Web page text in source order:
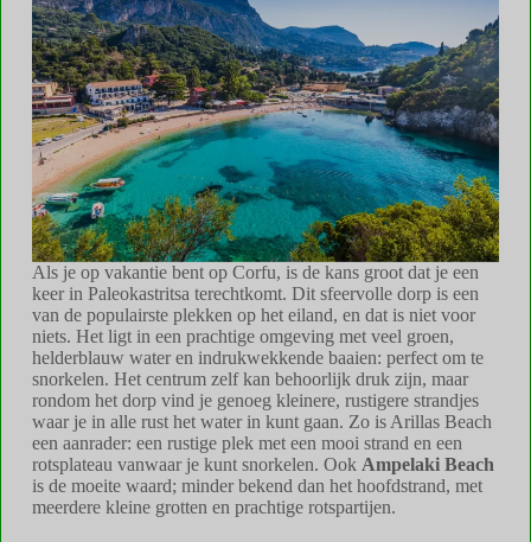
Als je op vakantie bent op Corfu, is de kans groot dat je een
keer in Paleokastritsa terechtkomt. Dit sfeervolle dorp is een
van de populairste plekken op het eiland, en dat is niet voor
niets. Het ligt in een prachtige omgeving met veel groen,
helderblauw water en indrukwekkende baaien: perfect om te
snorkelen. Het centrum zelf kan behoorlijk druk zijn, maar
rondom het dorp vind je genoeg kleinere, rustigere strandjes
waar je in alle rust het water in kunt gaan. Zo is Arillas Beach
een aanrader: een rustige plek met een mooi strand en een
rotsplateau vanwaar je kunt snorkelen. Ook Ampelaki Beach
is de moeite waard; minder bekend dan het hoofdstrand, met
meerdere kleine grotten en prachtige rotspartijen.